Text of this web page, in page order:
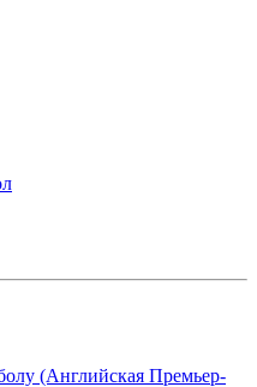
(Английская Премьер-